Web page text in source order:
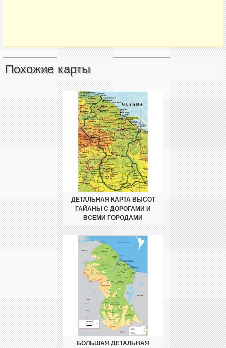
Похожие карты
ДЕТАЛЬНАЯ КАРТА ВЫСОТ
ГАЙАНЫ С ДОРОГАМИ И
ВСЕМИ ГОРОДАМИ
БОЛЬШАЯ ДЕТАЛЬНАЯ